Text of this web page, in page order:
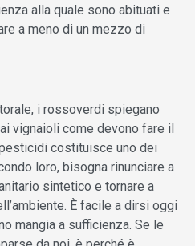
alla quale sono abituati e
a meno di un mezzo di
i rossoverdi spiegano
vignaioli come devono fare il
costituisce uno dei
loro, bisogna rinunciare a
sintetico e tornare a
È facile a dirsi oggi
mangia a sufficienza. Se le